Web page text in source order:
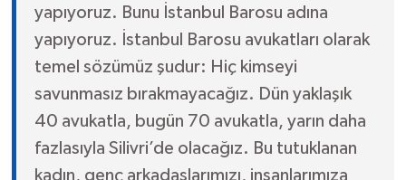
yapıyoruz. Bunu İstanbul Barosu adına
yapıyoruz. İstanbul Barosu avukatları olarak
temel sözümüz şudur: Hiç kimseyi
savunmasız bırakmayacağız. Dün yaklaşık
40 avukatla, bugün 70 avukatla, yarın daha
fazlasıyla Silivri’de olacağız. Bu tutuklanan
kadın, genç arkadaşlarımızı, insanlarımıza